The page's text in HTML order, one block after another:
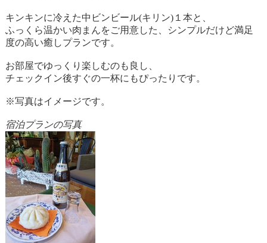
キンキンに冷えた中ビンビール(キリン)１本と、
ふっくら温かい肉まんをご用意した、シンプルだけど満足
度の高い癒しプランです。
お部屋でゆっくり楽しむのも良し、
チェックイン後すぐの一杯にもぴったりです。
※写真はイメージです。
宿泊プランの写真